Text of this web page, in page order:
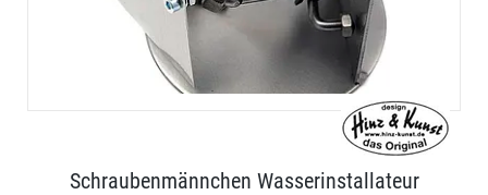
Schraubenmännchen Wasserinstallateur